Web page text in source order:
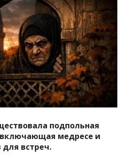
подпольная
включающая медресе и
для встреч.